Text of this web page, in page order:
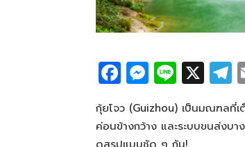
F
a
c
e
M
e
ss
e
Li
n
e
X T
e
g
กุ้ยโจว (Guizhou) เป็นมณฑลที่
ค่อนข้างกว้าง และระบบขนส่งบา
ดูสรุปแบบชัด ๆ กัน!